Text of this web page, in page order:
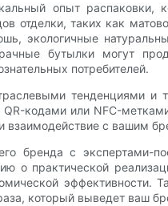
опыт
отделки, таких как
экологичные
бутылки могут
потребителей.
тенденциями и
кодами или NFC-
взаимодействие с вашим
бренда с экспертами-
о практической
который выведет ваш